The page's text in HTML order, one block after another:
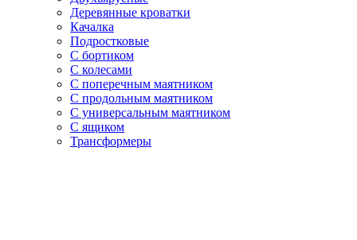
Деревянные кроватки
Качалка
Подростковые
С бортиком
С колесами
С поперечным маятником
С продольным маятником
С универсальным маятником
С ящиком
Трансформеры